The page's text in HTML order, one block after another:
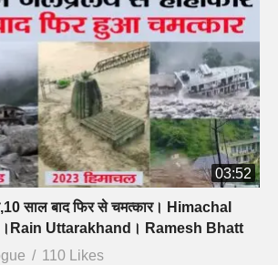
03:52
साल बाद फिर से चमत्कार। Himachal
Uttarakhand। Ramesh Bhatt
110 Likes